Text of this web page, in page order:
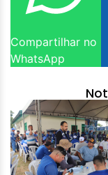
Compartilhar no
WhatsApp